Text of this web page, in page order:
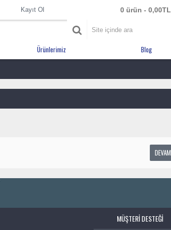
Kayıt Ol 0 ürün - 0,00TL
Ürünlerimiz Blog
DEVAM
MÜŞTERI DESTEĞI